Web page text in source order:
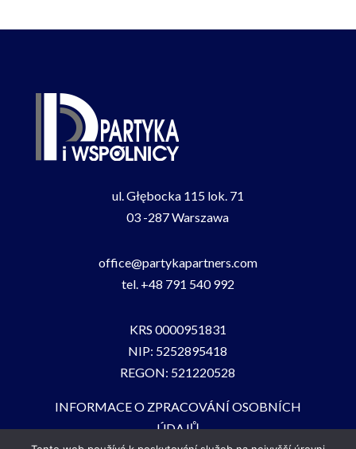
ul. Głębocka 115 lok. 71
03 -287 Warszawa
office@partykapartners.com
tel. +48 791 540 992
KRS 0000951831
NIP: 5252895418
REGON: 521220528
INFORMACE O ZPRACOVÁNÍ OSOBNÍCH
ÚDAJŮ